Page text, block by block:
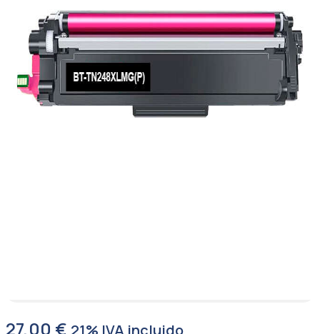
27,00 € 21% IVA incluido